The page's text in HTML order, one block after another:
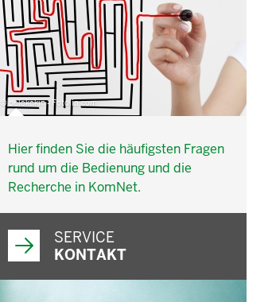
© belekekin - Fotolia.com
Hier finden Sie die häufigsten Fragen
rund um die Bedienung und die
Recherche in KomNet.
SERVICE
KONTAKT